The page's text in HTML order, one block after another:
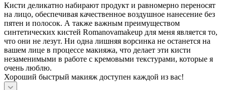
Кисти деликатно набирают продукт и равномерно переносят
на лицо, обеспечивая качественное воздушное нанесение без
пятен и полосок. А также важным преимуществом
синтетических кистей Romanovamakeup для меня является то,
что они не лезут. Ни одна лишняя ворсинка не останется на
вашем лице в процессе макияжа, что делает эти кисти
незаменимыми в работе с кремовыми текстурами, которые я
очень люблю.
Хороший быстрый макияж доступен каждой из вас!